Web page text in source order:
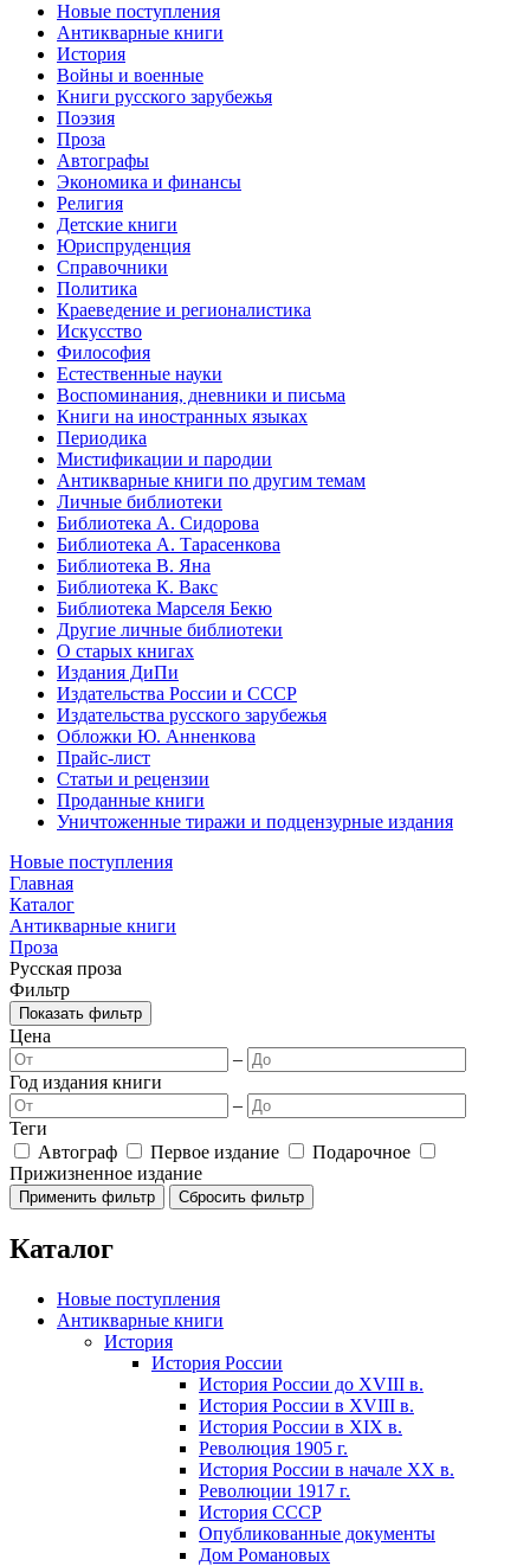
Новые поступления
Антикварные книги
История
Войны и военные
Книги русского зарубежья
Поэзия
Проза
Автографы
Экономика и финансы
Религия
Детские книги
Юриспруденция
Справочники
Политика
Краеведение и регионалистика
Искусство
Философия
Естественные науки
Воспоминания, дневники и письма
Книги на иностранных языках
Периодика
Мистификации и пародии
Антикварные книги по другим темам
Личные библиотеки
Библиотека А. Сидорова
Библиотека А. Тарасенкова
Библиотека В. Яна
Библиотека К. Вакс
Библиотека Марселя Бекю
Другие личные библиотеки
О старых книгах
Издания ДиПи
Издательства России и СССР
Издательства русского зарубежья
Обложки Ю. Анненкова
Прайс-лист
Статьи и рецензии
Проданные книги
Уничтоженные тиражи и подцензурные издания
Новые поступления
Главная
Каталог
Антикварные книги
Проза
Русская проза
Фильтр
Показать фильтр
Цена
–
Год издания книги
–
Теги
Автограф
Первое издание
Подарочное
Прижизненное издание
Каталог
Новые поступления
Антикварные книги
История
История России
История России до XVIII в.
История России в XVIII в.
История России в XIX в.
Революция 1905 г.
История России в начале XX в.
Революции 1917 г.
История СССР
Опубликованные документы
Дом Романовых